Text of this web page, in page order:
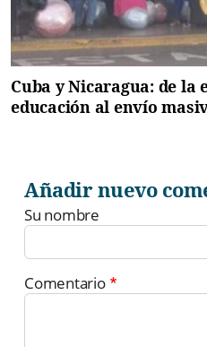
Cuba y Nicaragua: de la
educación al envío
Añadir nuevo
Su nombre
Comentario